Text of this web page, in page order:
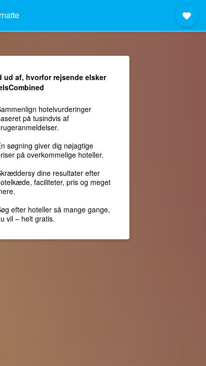
ud af, hvorfor rejsende elsker
hotelvurderinger
på tusindvis af
søgning giver dig nøjagtige
på overkommelige hoteller.
dine resultater efter
faciliteter, pris og meget
efter hoteller så mange gange,
vil – helt gratis.